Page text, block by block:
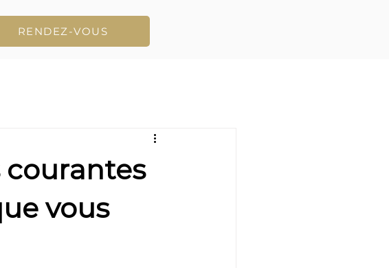
RENDEZ-VOUS
courantes
vous